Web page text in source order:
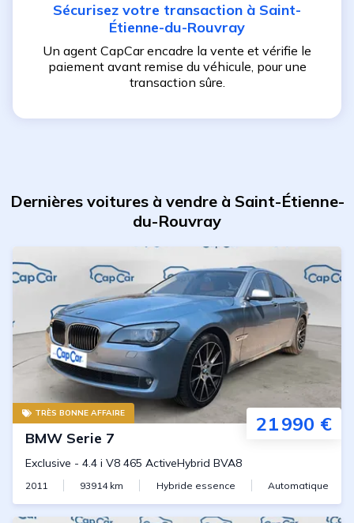
Sécurisez votre transaction à Saint-
Étienne-du-Rouvray
Un agent CapCar encadre la vente et vérifie le
paiement avant remise du véhicule, pour une
transaction sûre.
Dernières voitures à vendre à Saint-Étienne-
du-Rouvray
TRÈS BONNE AFFAIRE 21 990 €
BMW Serie 7
Exclusive - 4.4 i V8 465 ActiveHybrid BVA8
2011 93914km Hybride essence Automatique